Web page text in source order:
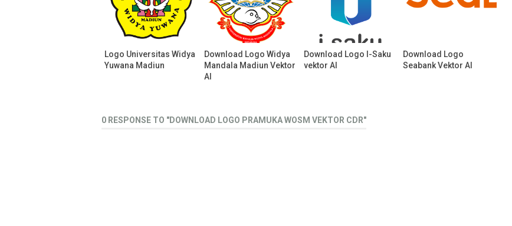
Logo Universitas Widya
Yuwana Madiun
Download Logo Widya
Mandala Madiun Vektor
AI
Download Logo I-Saku
vektor AI
Download Logo
Seabank Vektor AI
0 RESPONSE TO "DOWNLOAD LOGO PRAMUKA WOSM VEKTOR CDR"